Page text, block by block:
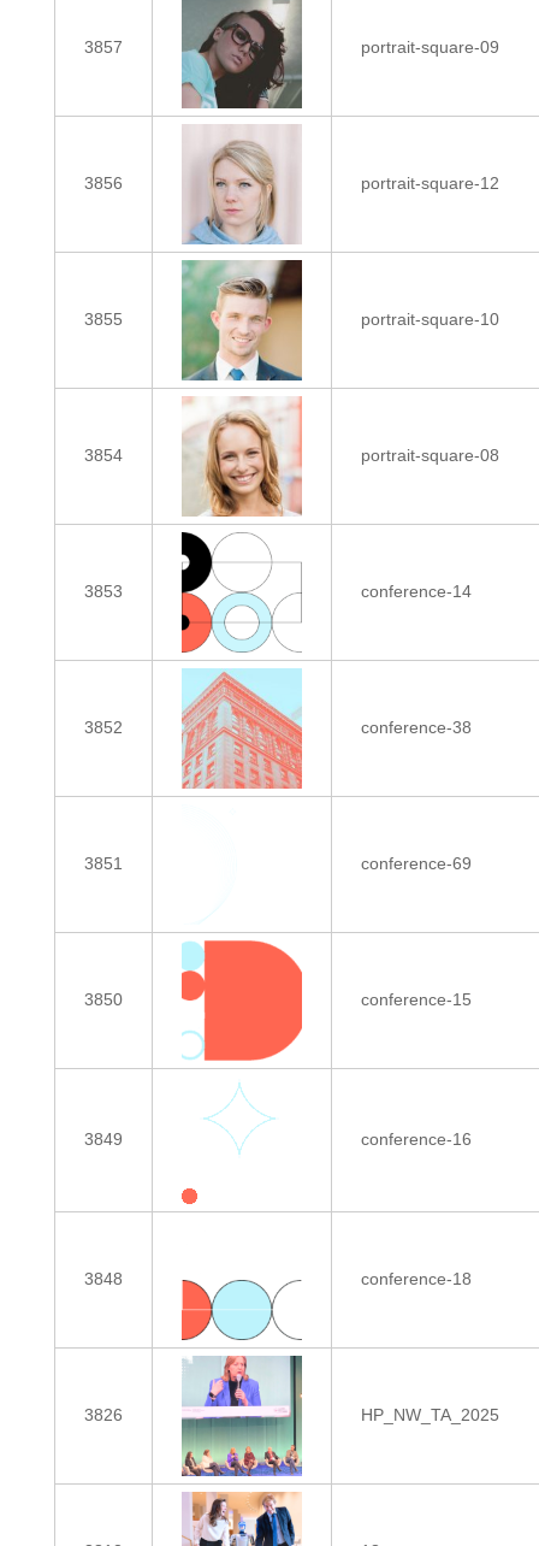
3857 portrait-square-09
3856 portrait-square-12
3855 portrait-square-10
3854 portrait-square-08
3853 conference-14
3852 conference-38
3851 conference-69
3850 conference-15
3849 conference-16
3848 conference-18
3826 HP_NW_TA_2025